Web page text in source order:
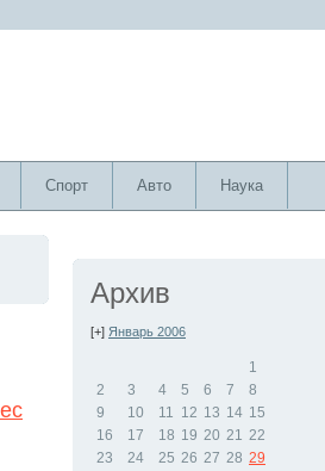
Спорт Авто Наука
Архив
[+] Январь 2006
1
2
3 4 5 6 7
8
9
10 11 12 13 14 15
16
17 18 19 20 21 22
23
24 25 26 27 28 29